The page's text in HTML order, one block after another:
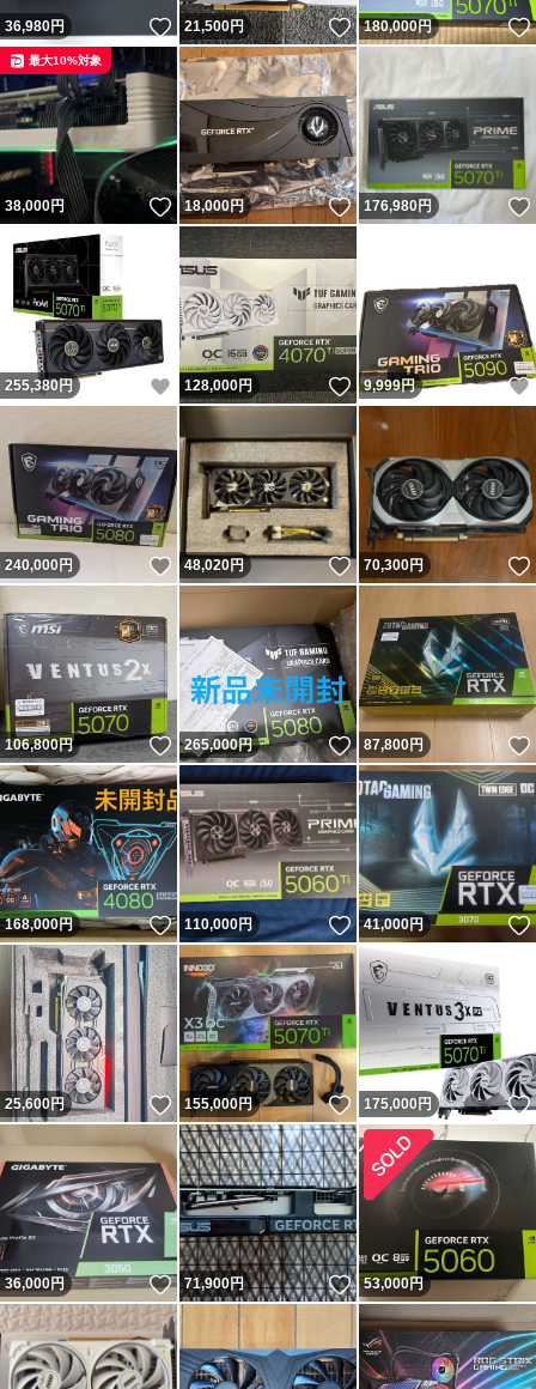
36,980円 いいね！
21,500円 いいね！
180,000円
38,000円 いいね！
最大10%対象
18,000円 いいね！
176,980円
255,380円 いいね！
128,000円 いいね！
9,999円
240,000円 いいね！
48,020円 いいね！
70,300円
106,800円 いいね！
265,000円 いいね！
87,800円
168,000円 いいね！
110,000円 いいね！
41,000円
25,600円 いいね！
155,000円 いいね！
175,000 円
36,000円 いいね！
71,900円 いいね！
53,000円